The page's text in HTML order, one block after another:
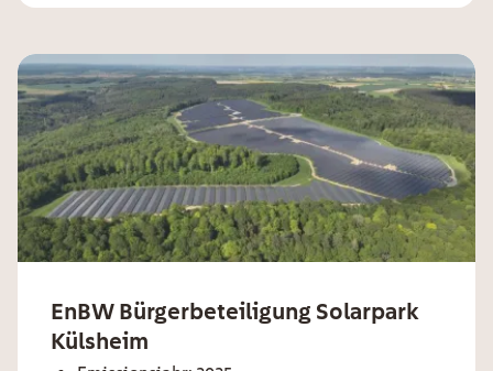
ee card title
EnBW Bürgerbeteiligung Solarpark
Külsheim